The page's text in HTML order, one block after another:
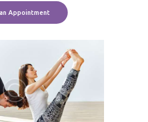
Appointment